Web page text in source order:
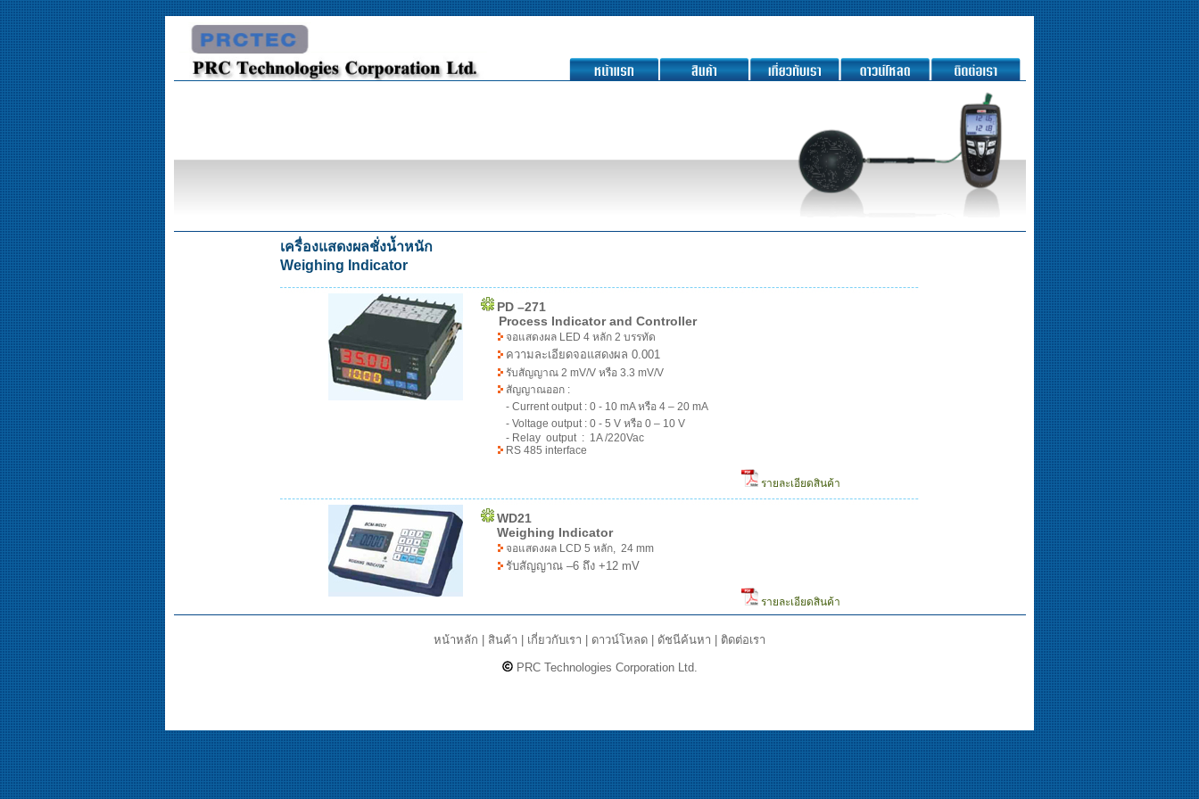
เครื่องแสดงผลชั่งน้ำหนัก
Weighing Indicator
PD –271
Process Indicator and Controller
จอแสดงผล LED 4 หลัก 2 บรรทัด
ความละเอียดจอแสดงผล 0.001
รับสัญญาณ 2 mV/V หรือ 3.3 mV/V
สัญญาณออก :
- Current output : 0 - 10 mA หรือ 4 – 20 mA
- Voltage output : 0 - 5 V หรือ 0 – 10 V
- Relay output : 1A /220Vac
RS 485 interface
รายละเอียดสินค้า
WD21
Weighing Indicator
จอแสดงผล LCD 5 หลัก, 24 mm
รับสัญญาณ –6 ถึง +12 mV
รายละเอียดสินค้า
หน้าหลัก สินค้า เกี่ยวกับเรา ดาวน์โหลด ดัชนีค้นหา ติดต่อเรา
PRC Technologies Corporation Ltd.